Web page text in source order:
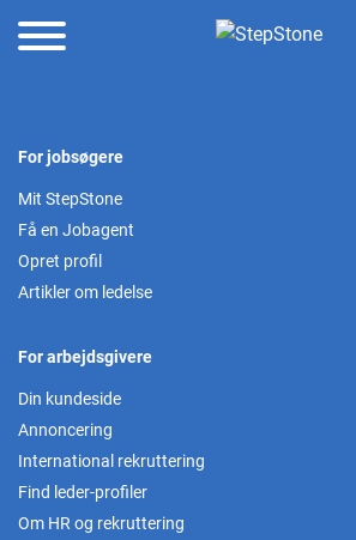
For jobsøgere
Mit StepStone
Få en Jobagent
Opret profil
Artikler om ledelse
For arbejdsgivere
Din kundeside
Annoncering
International rekruttering
Find leder-profiler
Om HR og rekruttering